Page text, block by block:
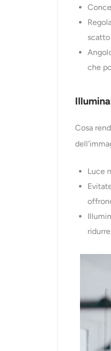
che
Cosa
Luce